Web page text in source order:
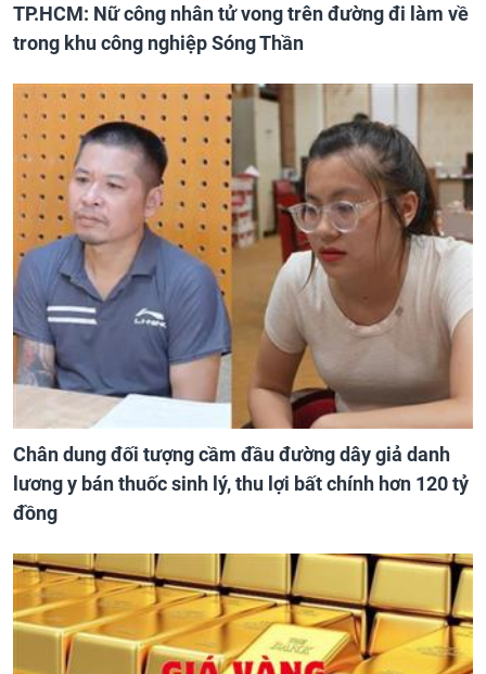
TP.HCM: Nữ công nhân tử vong trên đường đi làm về
trong khu công nghiệp Sóng Thần
Chân dung đối tượng cầm đầu đường dây giả danh
lương y bán thuốc sinh lý, thu lợi bất chính hơn 120 tỷ
đồng